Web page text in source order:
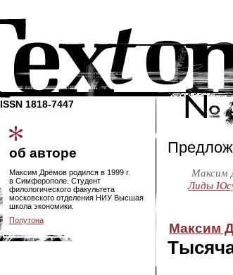
ISSN 1818-7447
об авторе
Максим Дрёмов родился в 1999 г.
в Симферополе. Студент
филологического факультета
московского отделения НИУ Высшая
школа экономики.
Полутона
Максим
Лиды
Максим